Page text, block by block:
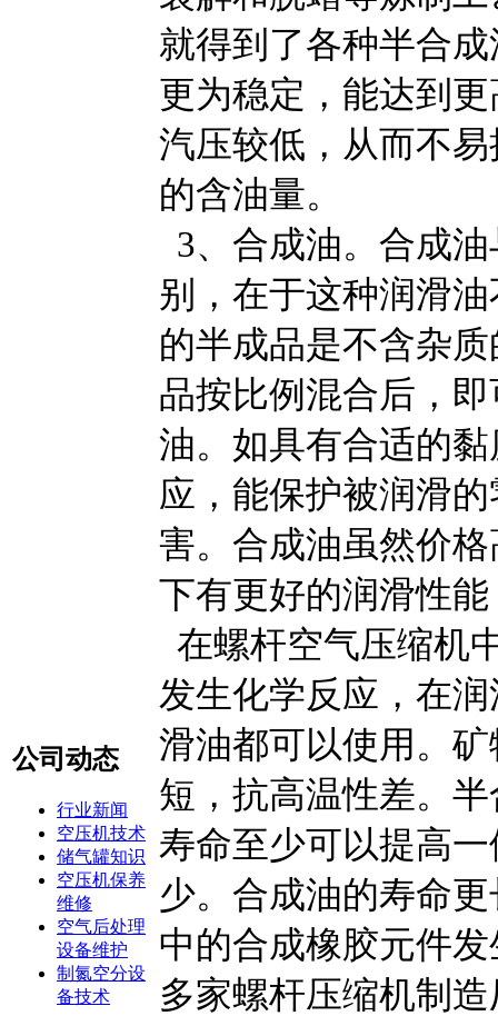
公司动态
行业新闻
空压机技术
储气罐知识
空压机保养
维修
空气后处理
设备维护
制氮空分设
备技术
就得到了各种半合
更为稳定，能达到
汽压较低，从而不
的含油量。
3、合成油。合成
别，在于这种润滑
的半成品是不含杂
品按比例混合后，
油。如具有合适的
应，能保护被润滑
害。合成油虽然价
下有更好的润滑性能
在螺杆空气压缩机
发生化学反应，在
滑油都可以使用。
短，抗高温性差。
寿命至少可以提高
少。合成油的寿命
中的合成橡胶元件
多家螺杆压缩机制